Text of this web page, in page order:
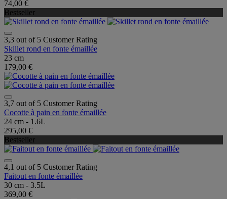
74,00 €
Bestseller
3,3 out of 5 Customer Rating
Skillet rond en fonte émaillée
23 cm
179,00 €
3,7 out of 5 Customer Rating
Cocotte à pain en fonte émaillée
24 cm - 1.6L
295,00 €
Bestseller
4,1 out of 5 Customer Rating
Faitout en fonte émaillée
30 cm - 3.5L
369,00 €